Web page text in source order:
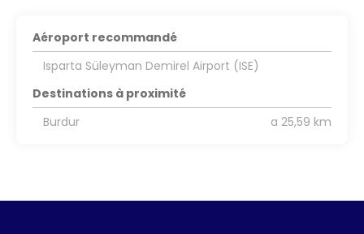
Aéroport recommandé
Isparta Süleyman Demirel Airport (ISE)
Destinations à proximité
Burdur
a 25,59 km